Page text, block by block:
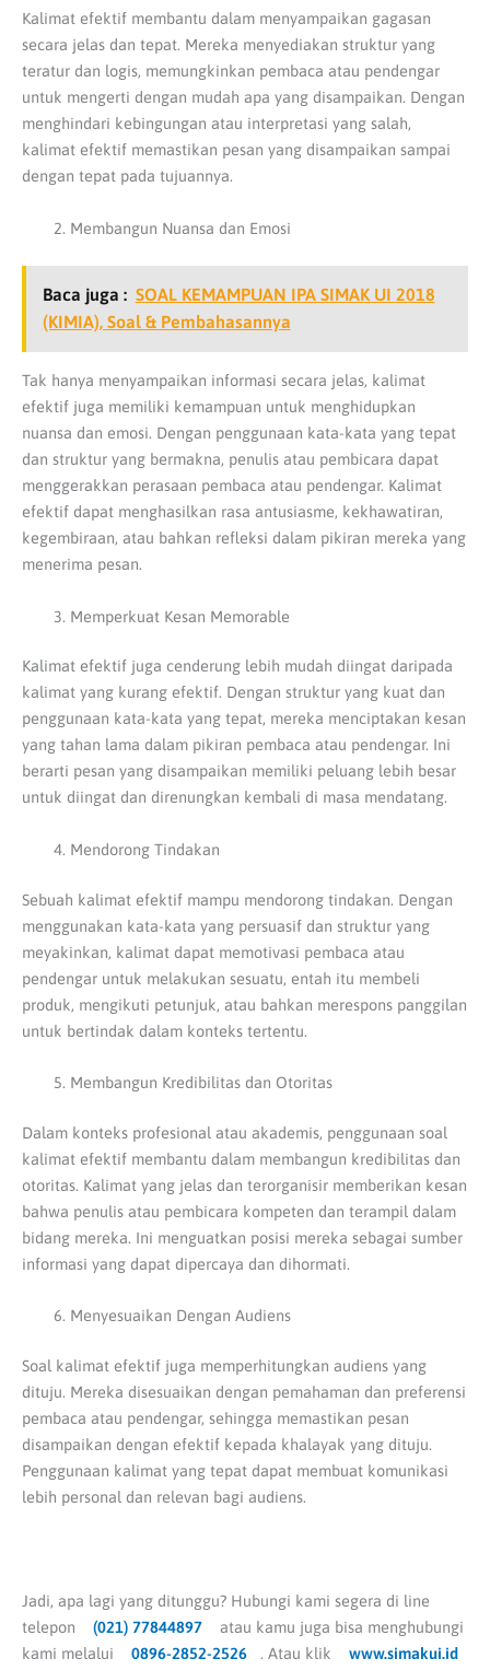
Kalimat efektif membantu dalam menyampaikan gagasan
secara jelas dan tepat. Mereka menyediakan struktur yang
teratur dan logis, memungkinkan pembaca atau pendengar
untuk mengerti dengan mudah apa yang disampaikan. Dengan
menghindari kebingungan atau interpretasi yang salah,
kalimat efektif memastikan pesan yang disampaikan sampai
dengan tepat pada tujuannya.
Membangun Nuansa dan Emosi
Baca juga : SOAL KEMAMPUAN IPA SIMAK UI 2018
(KIMIA), Soal & Pembahasannya
Tak hanya menyampaikan informasi secara jelas, kalimat
efektif juga memiliki kemampuan untuk menghidupkan
nuansa dan emosi. Dengan penggunaan kata-kata yang tepat
dan struktur yang bermakna, penulis atau pembicara dapat
menggerakkan perasaan pembaca atau pendengar. Kalimat
efektif dapat menghasilkan rasa antusiasme, kekhawatiran,
kegembiraan, atau bahkan refleksi dalam pikiran mereka yang
menerima pesan.
Memperkuat Kesan Memorable
Kalimat efektif juga cenderung lebih mudah diingat daripada
kalimat yang kurang efektif. Dengan struktur yang kuat dan
penggunaan kata-kata yang tepat, mereka menciptakan kesan
yang tahan lama dalam pikiran pembaca atau pendengar. Ini
berarti pesan yang disampaikan memiliki peluang lebih besar
untuk diingat dan direnungkan kembali di masa mendatang.
Mendorong Tindakan
Sebuah kalimat efektif mampu mendorong tindakan. Dengan
menggunakan kata-kata yang persuasif dan struktur yang
meyakinkan, kalimat dapat memotivasi pembaca atau
pendengar untuk melakukan sesuatu, entah itu membeli
produk, mengikuti petunjuk, atau bahkan merespons panggilan
untuk bertindak dalam konteks tertentu.
Membangun Kredibilitas dan Otoritas
Dalam konteks profesional atau akademis, penggunaan soal
kalimat efektif membantu dalam membangun kredibilitas dan
otoritas. Kalimat yang jelas dan terorganisir memberikan kesan
bahwa penulis atau pembicara kompeten dan terampil dalam
bidang mereka. Ini menguatkan posisi mereka sebagai sumber
informasi yang dapat dipercaya dan dihormati.
Menyesuaikan Dengan Audiens
Soal kalimat efektif juga memperhitungkan audiens yang
dituju. Mereka disesuaikan dengan pemahaman dan preferensi
pembaca atau pendengar, sehingga memastikan pesan
disampaikan dengan efektif kepada khalayak yang dituju.
Penggunaan kalimat yang tepat dapat membuat komunikasi
lebih personal dan relevan bagi audiens.
Jadi, apa lagi yang ditunggu? Hubungi kami segera di line
telepon (021) 77844897 atau kamu juga bisa menghubungi
kami melalui 0896-2852-2526 . Atau klik www.simakui.id